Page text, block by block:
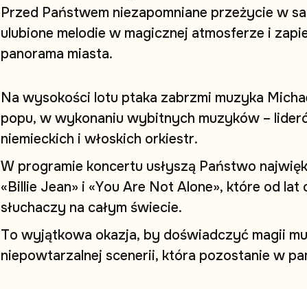
Przed Państwem niezapomniane przeżycie w sa
ulubione melodie w magicznej atmosferze i zapi
panorama miasta.
Na wysokości lotu ptaka zabrzmi muzyka Micha
popu, w wykonaniu wybitnych muzyków – lider
niemieckich i włoskich orkiestr.
W programie koncertu usłyszą Państwo najwięk
«Billie Jean» i «You Are Not Alone», które od lat
słuchaczy na całym świecie.
To wyjątkowa okazja, by doświadczyć magii mu
niepowtarzalnej scenerii, która pozostanie w pa